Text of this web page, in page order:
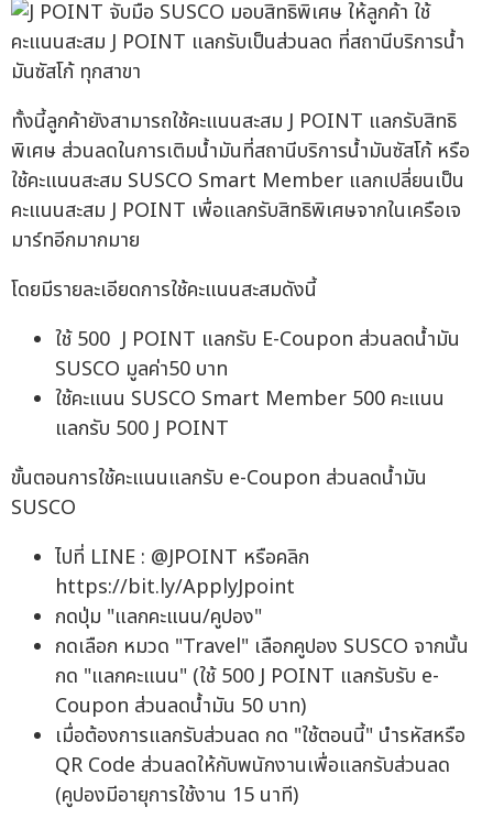
ทั้งนี้ลูกค้ายังสามารถใช้คะแนนสะสม J POINT แลกรับสิทธิ
พิเศษ ส่วนลดในการเติมน้ำมันที่สถานีบริการน้ำมันซัสโก้ หรือ
ใช้คะแนนสะสม SUSCO Smart Member แลกเปลี่ยนเป็น
คะแนนสะสม J POINT เพื่อแลกรับสิทธิพิเศษจากในเครือเจ
มาร์ทอีกมากมาย
โดยมีรายละเอียดการใช้คะแนนสะสมดังนี้
ใช้ 500 J POINT แลกรับ E-Coupon ส่วนลดน้ำมัน
SUSCO มูลค่า50 บาท
ใช้คะแนน SUSCO Smart Member 500 คะแนน
แลกรับ 500 J POINT
ขั้นตอนการใช้คะแนนแลกรับ e-Coupon ส่วนลดน้ำมัน
SUSCO
ไปที่ LINE : @JPOINT หรือคลิก
https://bit.ly/ApplyJpoint
กดปุ่ม "แลกคะแนน/คูปอง"
กดเลือก หมวด "Travel" เลือกคูปอง SUSCO จากนั้น
กด "แลกคะแนน" (ใช้ 500 J POINT แลกรับรับ e-
Coupon ส่วนลดน้ำมัน 50 บาท)
เมื่อต้องการแลกรับส่วนลด กด "ใช้ตอนนี้" นำรหัสหรือ
QR Code ส่วนลดให้กับพนักงานเพื่อแลกรับส่วนลด
(คูปองมีอายุการใช้งาน 15 นาที)